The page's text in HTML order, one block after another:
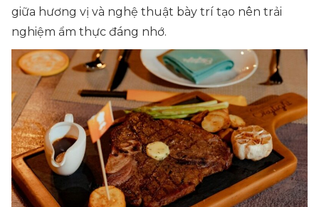
giữa hương vị và nghệ thuật bày trí tạo nên trải
nghiệm ẩm thực đáng nhớ.